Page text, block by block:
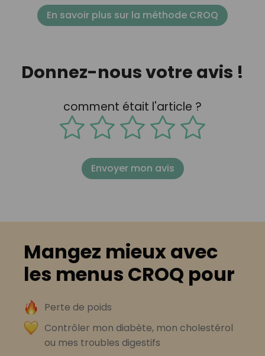
En savoir plus sur la méthode CROQ
Donnez-nous votre avis !
comment était l'article ?
Envoyer mon avis
Mangez mieux avec
les menus CROQ pour
Perte de poids
Contrôler mon diabète, mon cholestérol
ou mes troubles digestifs